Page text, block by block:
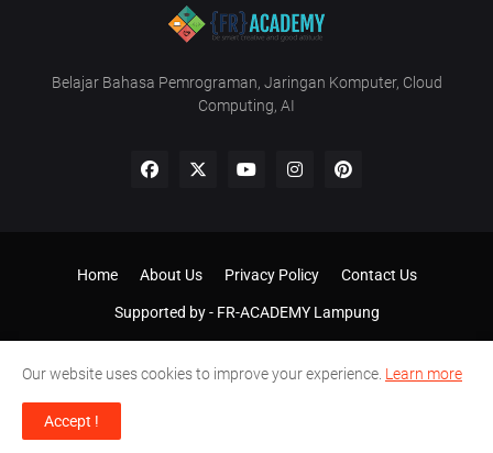
Belajar Bahasa Pemrograman, Jaringan Komputer, Cloud
Computing, AI
Supported by - FR-ACADEMY Lampung
Home About Us Privacy Policy Contact Us
Our website uses cookies to improve your experience. Learn more
Accept !